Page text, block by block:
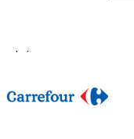
Zakończone